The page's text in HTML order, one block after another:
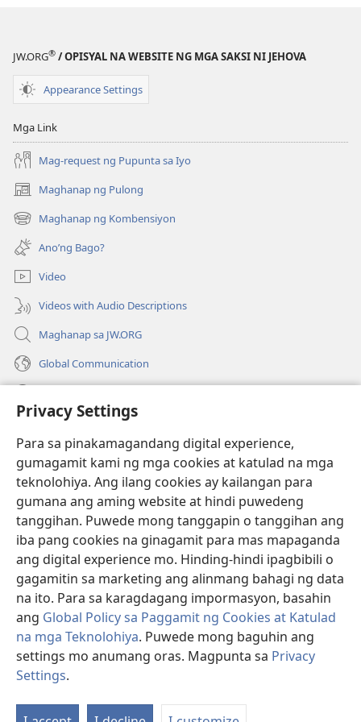
Privacy Settings
Para sa pinakamagandang digital experience,
gumagamit kami ng mga cookies at katulad na mga
teknolohiya. Ang ilang cookies ay kailangan para
gumana ang aming website at hindi puwedeng
tanggihan. Puwede mong tanggapin o tanggihan ang
iba pang cookies na ginagamit para mas mapaganda
ang digital experience mo. Hinding-hindi ipagbibili o
gagamitin sa marketing ang alinmang bahagi ng data
na ito. Para sa karagdagang impormasyon, basahin
ang Global Policy sa Paggamit ng Cookies at Katulad
na mga Teknolohiya. Puwede mong baguhin ang
settings mo anumang oras. Magpunta sa Privacy
Settings.
Nagsosolong
Nagsosolong
JW.ORG® / OPISYAL NA WEBSITE NG MGA SAKSI NI JEHOVA
Appearance Settings
Mga Link
Mag-request ng Pupunta sa Iyo
Maghanap ng Pulong
(may
bubukas
na
bagong
window)
Maghanap ng Kombensiyon
(may
bubukas
na
bagong
window)
Ano’ng Bago?
Video
Videos with Audio Descriptions
Maghanap sa JW.ORG
Global Communication
(may
na
bagong
window)
Watchtower ONLINE LIBRARY™
(may
bubukas
na
bagong
window)
JW Hub ®
(may
bubukas
bagong
window)
JW Library ®
Watchtower Library®
Copyright
KASUNDUAN SA PAGGAMIT